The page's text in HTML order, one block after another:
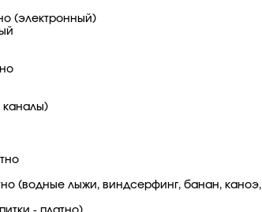
(электронный)
каналы)
(водные лыжи, виндсерфинг, банан,